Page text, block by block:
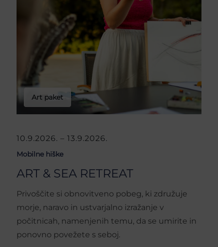
Art paket
10.9.2026. – 13.9.2026.
Mobilne hiške
ART & SEA RETREAT
Privoščite si obnovitveno pobeg, ki združuje
morje, naravo in ustvarjalno izražanje v
počitnicah, namenjenih temu, da se umirite in
ponovno povežete s seboj.